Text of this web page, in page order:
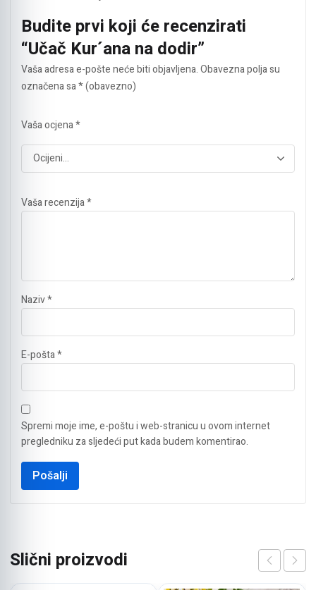
Budite prvi koji će recenzirati
“Učač Kur´ana na dodir”
Vaša adresa e-pošte neće biti objavljena.Obavezna polja su
označena sa* (obavezno)
Vaša ocjena*
Vaša recenzija*
Naziv*
E-pošta*
Spremi moje ime, e-poštu i web-stranicu u ovom internet
pregledniku za sljedeći put kada budem komentirao.
Slični proizvodi